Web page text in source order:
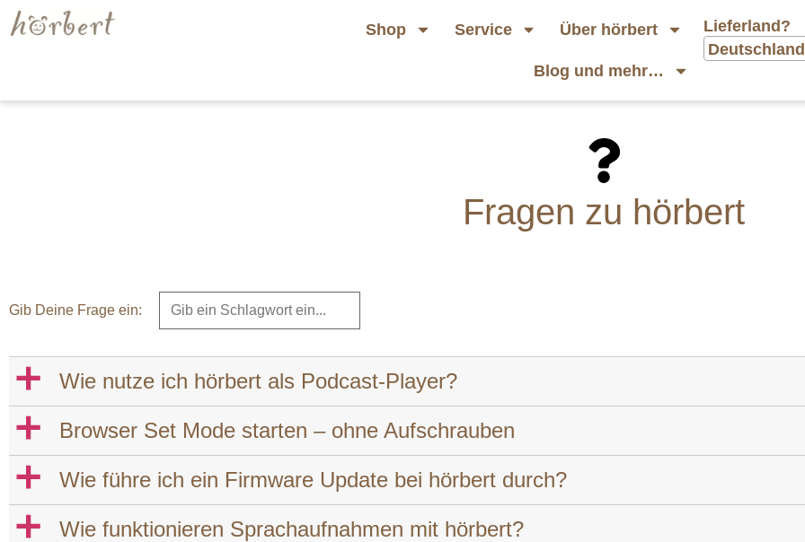
Shop Service Über hörbert
Blog und mehr…
Lieferland?
Deutschland
Fragen zu hörbert
Gib Deine Frage ein:
a Wie nutze ich hörbert als Podcast-Player?
a Browser Set Mode starten – ohne Aufschrauben
a Wie führe ich ein Firmware Update bei hörbert durch?
a Wie funktionieren Sprachaufnahmen mit hörbert?